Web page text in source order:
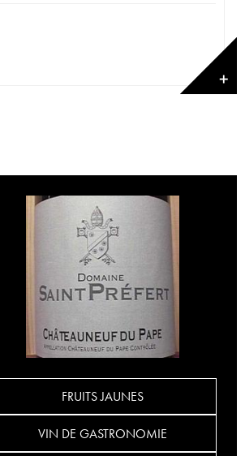
✕
FRUITS JAUNES
VIN DE GASTRONOMIE